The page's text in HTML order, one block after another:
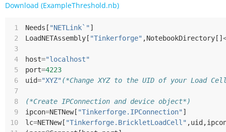
Download (ExampleThreshold.nb)
1 Needs [ "NETLink`" ]
2
LoadNETAssembly [ "Tinkerforge" ,NotebookDirectory []
3
4
host="localhost"
5
port=4223
6
uid="XYZ" (*Change XYZ to the UID of your Load
7
8
(*Create IPConnection and device object*)
9
ipcon=NETNew[ "Tinkerforge.IPConnection" ]
10
lc=NETNew[ "Tinkerforge.BrickletLoadCell" ,uid ,